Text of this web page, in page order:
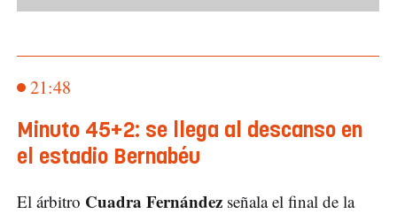
21:48
Minuto 45+2: se llega al descanso en
el estadio Bernabéu
El árbitro Cuadra Fernández señala el final de la